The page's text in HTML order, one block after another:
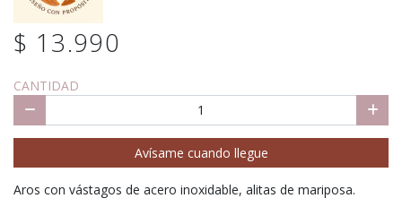
$ 13.990
CANTIDAD
Avísame cuando llegue
Aros con vástagos de acero inoxidable, alitas de mariposa.